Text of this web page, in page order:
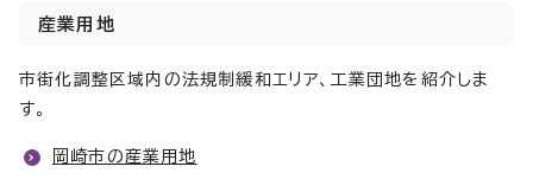
産業用地
市街化調整区域内の法規制緩和エリア、工業団地を紹介しま
す。
岡崎市の産業用地